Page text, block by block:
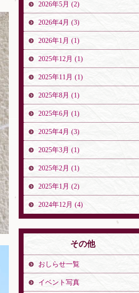
2026年5月 (2)
2026年4月 (3)
2026年1月 (1)
2025年12月 (1)
2025年11月 (1)
2025年8月 (1)
2025年6月 (1)
2025年4月 (3)
2025年3月 (1)
2025年2月 (1)
2025年1月 (2)
2024年12月 (4)
その他
おしらせ一覧
イベント写真